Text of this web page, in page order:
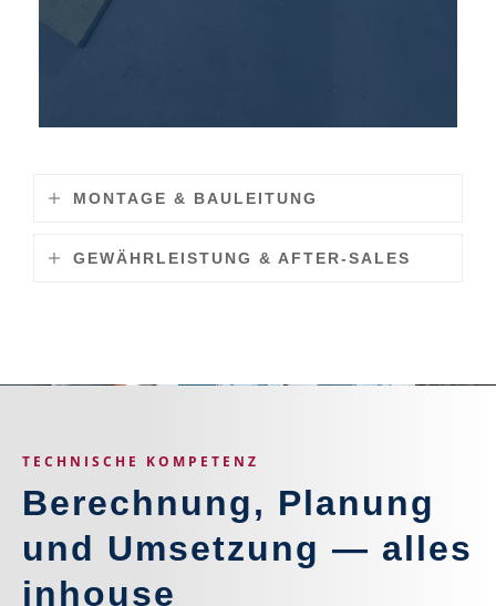
MONTAGE & BAULEITUNG
GEWÄHRLEISTUNG & AFTER-SALES
TECHNISCHE KOMPETENZ
Berechnung, Planung
und Umsetzung — alles
inhouse